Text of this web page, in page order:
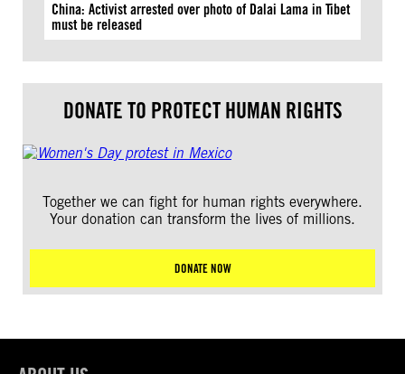
China: Activist arrested over photo of Dalai Lama in Tibet
must be released
DONATE TO PROTECT HUMAN RIGHTS
Together we can fight for human rights everywhere.
Your donation can transform the lives of millions.
DONATE NOW